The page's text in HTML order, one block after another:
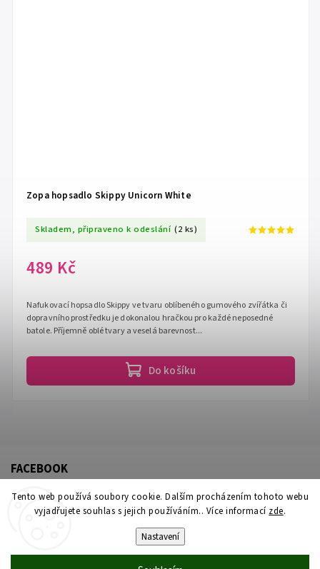
Tento web používá soubory cookie. Dalším procházením tohoto webu
vyjadřujete souhlas s jejich používáním.. Více informací zde.
Nastavení
Zopa hopsadlo Skippy Unicorn White
Skladem, připraveno k odeslání (2 ks)
489 Kč
Do košíku
Nafukovací hopsadlo Skippy ve tvaru oblíbeného gumového zvířátka či
dopravního prostředku je dokonalou hračkou pro každé neposedné
batole. Příjemně oblé tvary a veselá barevnost...
FACEBOOK